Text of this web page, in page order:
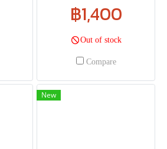
฿1,400
Out of stock
Compare
New